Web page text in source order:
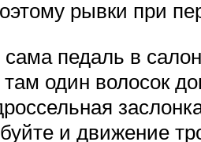
рывки при
педаль в
один волосок
и движение